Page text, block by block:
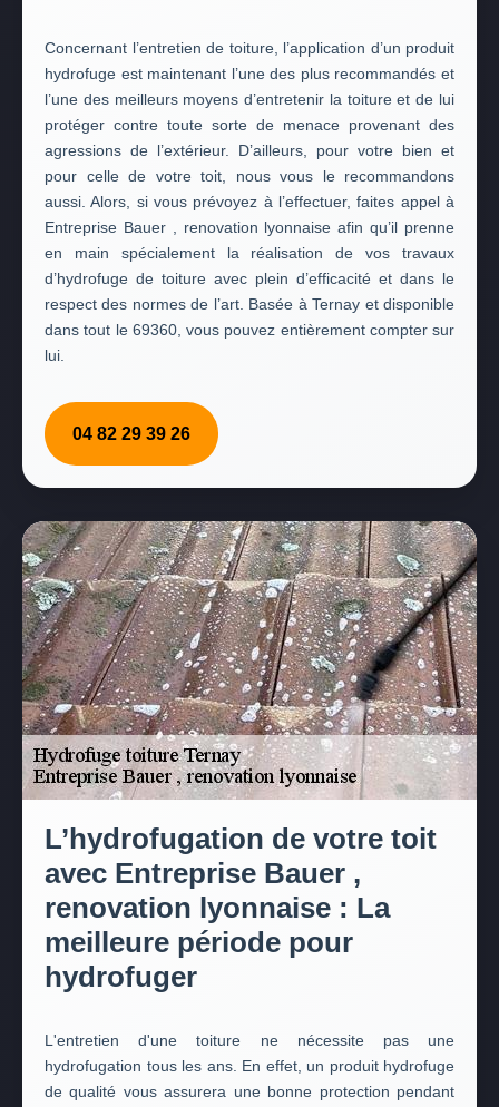
Concernant l’entretien de toiture, l’application d’un produit
hydrofuge est maintenant l’une des plus recommandés et
l’une des meilleurs moyens d’entretenir la toiture et de lui
protéger contre toute sorte de menace provenant des
agressions de l’extérieur. D’ailleurs, pour votre bien et
pour celle de votre toit, nous vous le recommandons
aussi. Alors, si vous prévoyez à l’effectuer, faites appel à
Entreprise Bauer , renovation lyonnaise afin qu’il prenne
en main spécialement la réalisation de vos travaux
d’hydrofuge de toiture avec plein d’efficacité et dans le
respect des normes de l’art. Basée à Ternay et disponible
dans tout le 69360, vous pouvez entièrement compter sur
lui.
04 82 29 39 26
L’hydrofugation de votre toit
avec Entreprise Bauer ,
renovation lyonnaise : La
meilleure période pour
hydrofuger
L'entretien d'une toiture ne nécessite pas une
hydrofugation tous les ans. En effet, un produit hydrofuge
de qualité vous assurera une bonne protection pendant